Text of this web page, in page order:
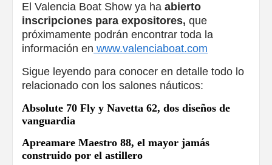
El Valencia Boat Show ya ha abierto
inscripciones para expositores, que
próximamente podrán encontrar toda la
información en www.valenciaboat.com
Sigue leyendo para conocer en detalle todo lo
relacionado con los salones náuticos:
Absolute 70 Fly y Navetta 62, dos diseños de
vanguardia
Apreamare Maestro 88, el mayor jamás
construido por el astillero